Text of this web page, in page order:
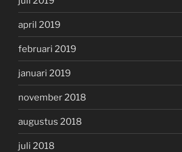
april 2019
februari 2019
januari 2019
november 2018
augustus 2018
juli 2018